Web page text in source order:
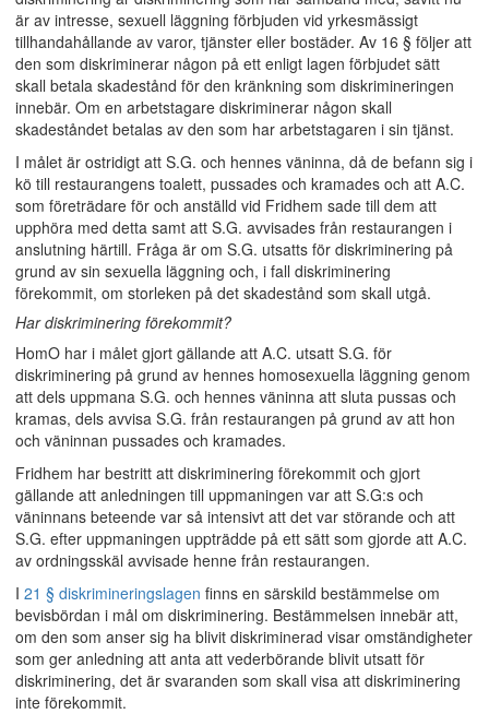
är av intresse, sexuell läggning förbjuden vid yrkesmässigt
tillhandahållande av varor, tjänster eller bostäder. Av 16 § följer att
den som diskriminerar någon på ett enligt lagen förbjudet sätt
skall betala skadestånd för den kränkning som diskrimineringen
innebär. Om en arbetstagare diskriminerar någon skall
skadeståndet betalas av den som har arbetstagaren i sin tjänst.
I målet är ostridigt att S.G. och hennes väninna, då de befann sig i
kö till restaurangens toalett, pussades och kramades och att A.C.
som företrädare för och anställd vid Fridhem sade till dem att
upphöra med detta samt att S.G. avvisades från restaurangen i
anslutning härtill. Fråga är om S.G. utsatts för diskriminering på
grund av sin sexuella läggning och, i fall diskriminering
förekommit, om storleken på det skadestånd som skall utgå.
Har diskriminering förekommit?
HomO har i målet gjort gällande att A.C. utsatt S.G. för
diskriminering på grund av hennes homosexuella läggning genom
att dels uppmana S.G. och hennes väninna att sluta pussas och
kramas, dels avvisa S.G. från restaurangen på grund av att hon
och väninnan pussades och kramades.
Fridhem har bestritt att diskriminering förekommit och gjort
gällande att anledningen till uppmaningen var att S.G:s och
väninnans beteende var så intensivt att det var störande och att
S.G. efter uppmaningen uppträdde på ett sätt som gjorde att A.C.
av ordningsskäl avvisade henne från restaurangen.
I 21 § diskrimineringslagen finns en särskild bestämmelse om
bevisbördan i mål om diskriminering. Bestämmelsen innebär att,
om den som anser sig ha blivit diskriminerad visar omständigheter
som ger anledning att anta att vederbörande blivit utsatt för
diskriminering, det är svaranden som skall visa att diskriminering
inte förekommit.